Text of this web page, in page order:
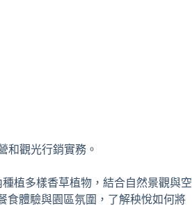
和觀光行銷實務。
植多樣香草植物，結合自然景觀與空
食體驗與園區氛圍，了解秧悅如何將